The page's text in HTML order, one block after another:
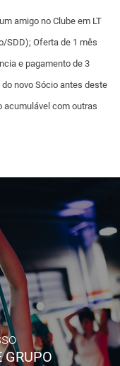
amigo no Clube em LT
SDD); Oferta de 1 mês
e pagamento de 3
novo Sócio antes deste
acumulável com outras
GRUPO